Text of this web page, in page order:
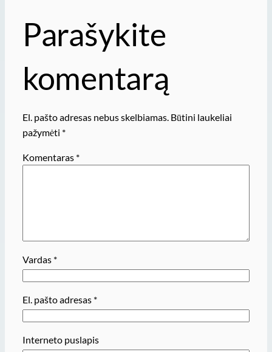
Parašykite
komentarą
El. pašto adresas nebus skelbiamas. Būtini laukeliai
pažymėti *
Komentaras *
Vardas *
El. pašto adresas *
Interneto puslapis